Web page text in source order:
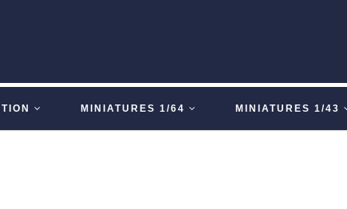
MINIATURES 1/64 MINIATURES 1/43